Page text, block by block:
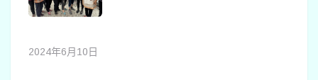
2024年6月10日